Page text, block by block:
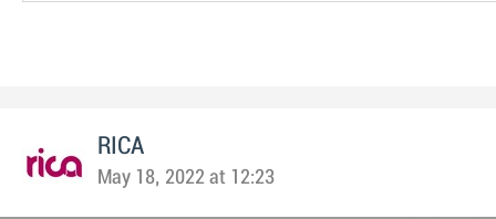
RICA
May 18, 2022 at 12:23